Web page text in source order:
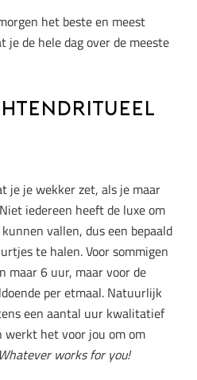
het beste en meest
de hele dag over de meeste
je je wekker zet, als je maar
iedereen heeft de luxe om
vallen, dus een bepaald
te halen. Voor sommigen
maar 6 uur, maar voor de
per etmaal. Natuurlijk
een aantal uur kwalitatief
werkt het voor jou om om
Whatever works for you!